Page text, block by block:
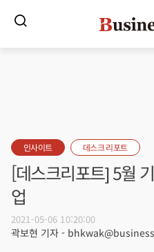
인사이트 데스크 리포트
[데스크리포트] 5월
업
2021-05-06 10:20:00
곽보현 기자 -